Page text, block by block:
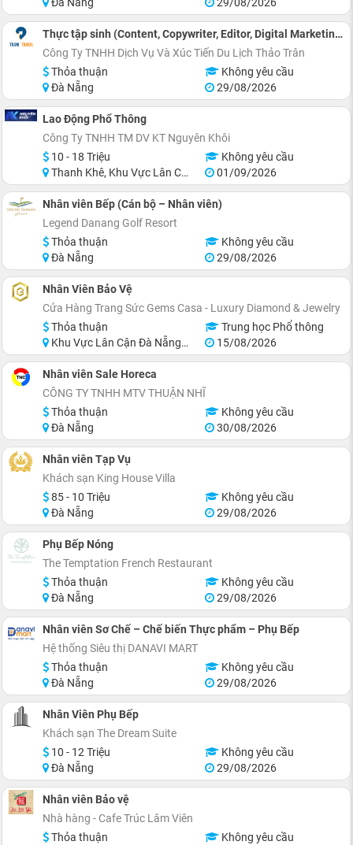
Thực tập sinh (Content, Copywriter, Editor, Digital Marketing)
Công Ty TNHH Dịch Vụ Và Xúc Tiến Du Lịch Thảo Trân
Thỏa thuận
Không yêu cầu
Đà Nẵng
29/08/2026
Lao Động Phổ Thông
Công Ty TNHH TM DV KT Nguyên Khôi
10 - 18 Triệu
Không yêu cầu
Thanh Khê, Khu Vực Lân Cận Đà Nẵng
01/09/2026
Nhân viên Bếp (Cán bộ – Nhân viên)
Legend Danang Golf Resort
Thỏa thuận
Không yêu cầu
Đà Nẵng
29/08/2026
Nhân Viên Bảo Vệ
Cửa Hàng Trang Sức Gems Casa - Luxury Diamond & Jewelry
Thỏa thuận
Trung học Phổ thông
Khu Vực Lân Cận Đà Nẵng, Thanh Khê
15/08/2026
Nhân viên Sale Horeca
CÔNG TY TNHH MTV THUẬN NHĨ
Thỏa thuận
Không yêu cầu
Đà Nẵng
30/08/2026
Nhân viên Tạp Vụ
Khách sạn King House Villa
85 - 10 Triệu
Không yêu cầu
Đà Nẵng
29/08/2026
Phụ Bếp Nóng
The Temptation French Restaurant
Thỏa thuận
Không yêu cầu
Đà Nẵng
29/08/2026
Nhân viên Sơ Chế – Chế biến Thực phẩm – Phụ Bếp
Hệ thống Siêu thị DANAVI MART
Thỏa thuận
Không yêu cầu
Đà Nẵng
29/08/2026
Nhân Viên Phụ Bếp
Khách sạn The Dream Suite
10 - 12 Triệu
Không yêu cầu
Đà Nẵng
29/08/2026
Nhân viên Bảo vệ
Nhà hàng - Cafe Trúc Lâm Viên
Thỏa thuận
Không yêu cầu